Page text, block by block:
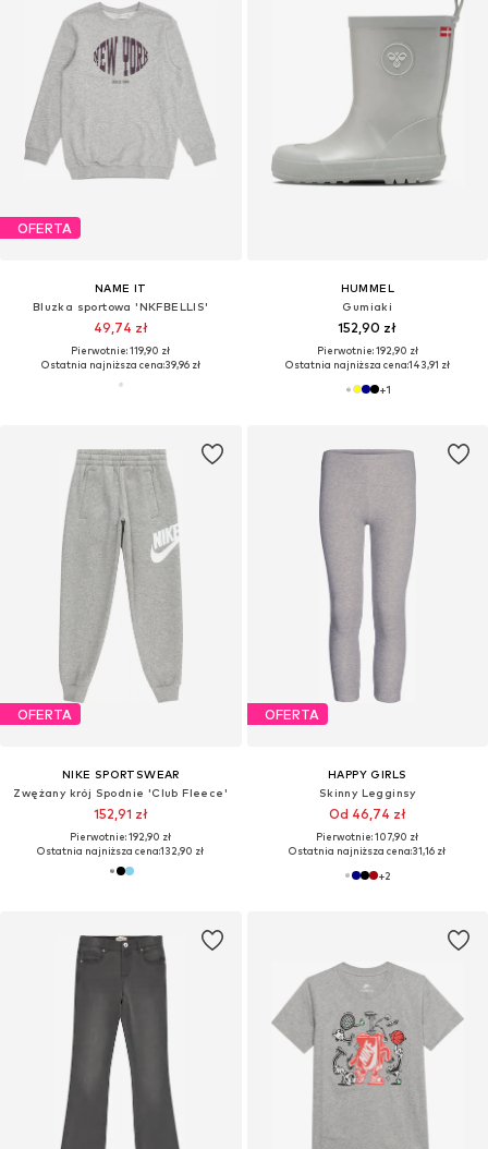
OFERTA
NAME IT
Bluzka sportowa 'NKFBELLIS'
49,74 zł
Pierwotnie: 119,90 zł
Ostatnia najniższa cena:39,96 zł
HUMMEL
Gumiaki
152,90 zł
Pierwotnie: 192,90 zł
Ostatnia najniższa cena:143,91 zł
+1
OFERTA
NIKE SPORTSWEAR
Zwężany krój Spodnie 'Club Fleece'
152,91 zł
Pierwotnie: 192,90 zł
Ostatnia najniższa cena:132,90 zł
OFERTA
HAPPY GIRLS
Skinny Legginsy
Od 46,74 zł
Pierwotnie: 107,90 zł
Ostatnia najniższa cena:31,16 zł
+2